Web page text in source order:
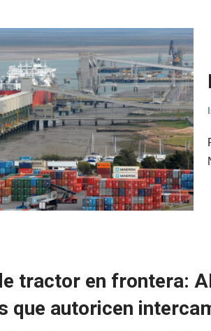
tractor en frontera:
que autoricen